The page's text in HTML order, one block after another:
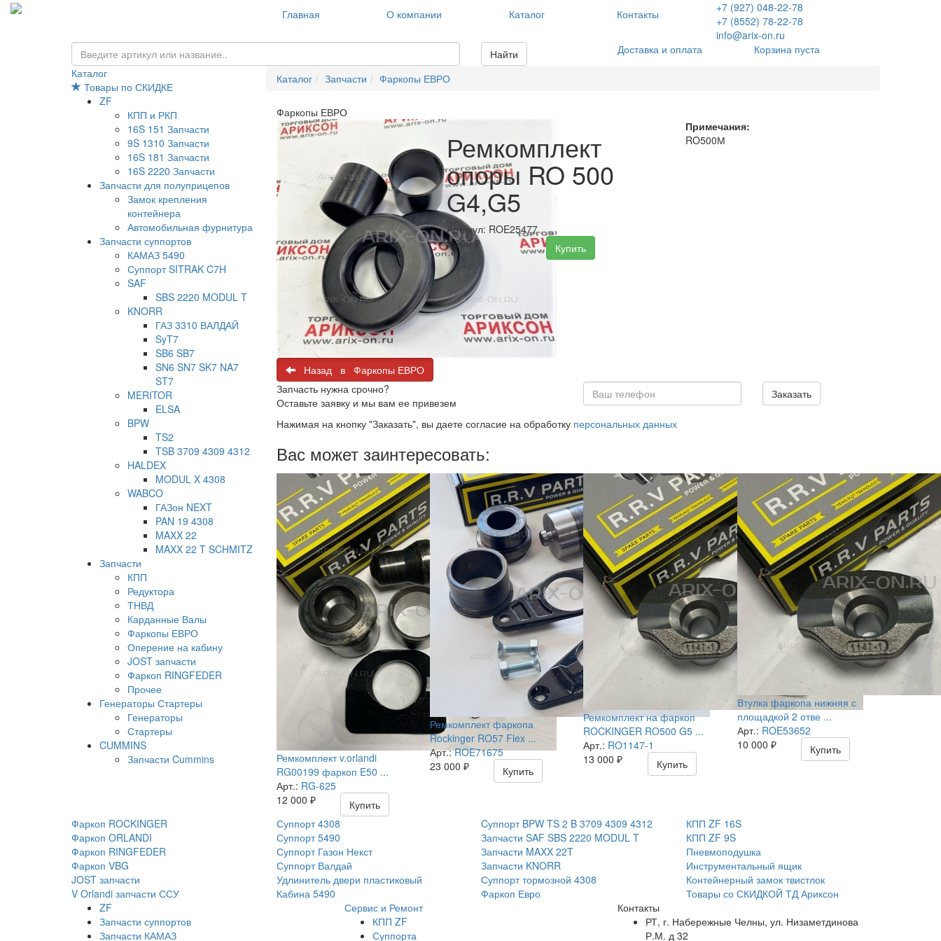
Главная О компании Каталог Контакты
+7 (927) 048-22-78
+7 (8552) 78-22-78
info@arix-on.ru
Найти
Доставка и оплата
Корзина пуста
Каталог
Товары по СКИДКЕ
ZF
КПП и РКП
16S 151 Запчасти
9S 1310 Запчасти
16S 181 Запчасти
16S 2220 Запчасти
Запчасти для полуприцепов
Замок крепления
контейнера
Автомобильная фурнитура
Запчасти суппортов
КАМАЗ 5490
Суппорт SITRAK C7H
SAF
SBS 2220 MODUL T
KNORR
ГАЗ 3310 ВАЛДАЙ
SyT7
SB6 SB7
SN6 SN7 SK7 NA7
ST7
MERITOR
ELSA
BPW
TS2
TSB 3709 4309 4312
HALDEX
MODUL X 4308
WABCO
ГАЗон NEXT
PAN 19 4308
MAXX 22
MAXX 22 T SCHMITZ
Запчасти
КПП
Редуктора
ТНВД
Карданные Валы
Фаркопы ЕВРО
Оперение на кабину
JOST запчасти
Фаркоп RINGFEDER
Прочее
Генераторы Стартеры
Генераторы
Стартеры
CUMMINS
Запчасти Cummins
Каталог Запчасти Фаркопы ЕВРО
Фаркопы ЕВРО
Ремкомплект
опоры RO 500
G4,G5
Артикул: ROE25477
2 300₽ Купить
Примечания:
RO500М
Назад в Фаркопы ЕВРО
Запчасть нужна срочно?
Оставьте заявку и мы вам ее привезем
Заказать
Нажимая на кнопку "Заказать", вы даете согласие на обработку персональных данных
Вас может заинтересовать:
Ремкомплект v.orlandi
RG00199 фаркоп E50 ...
Арт.: RG-625
12 000 ₽ Купить
Ремкомплект фаркопа
Rockinger RO57 Flex ...
Арт.:ROE71675
23 000 ₽ Купить
Ремкомплект на фаркоп
ROCKINGER RO500 G5 ...
Арт.: RO1147-1
13 000₽ Купить
Втулка фаркопа нижняя с
площадкой 2 отве ...
Арт.: ROE53652
10 000 ₽ Купить
Фаркоп ROCKINGER Суппорт 4308 Cуппорт BPW TS 2 B 3709 4309 4312
КПП ZF 16S
Фаркоп ORLANDI
Суппорт 5490 Запчасти SAF SBS 2220 MODUL T
КПП ZF 9S
Фаркоп RINGFEDER
Суппорт Газон Некст Запчасти MAXX 22T
Пневмоподушка
Фаркоп VBG
Суппорт Валдай Запчасти KNORR
Инструментальный ящик
JOST запчасти
Удлинитель двери пластиковый Суппорт тормозной 4308
Контейнерный замок твистлок
V Orlandi запчасти ССУ
Кабина 5490 Фаркоп Евро
Товары со СКИДКОЙ ТД Ариксон
ZF
Запчасти суппортов
Запчасти КАМАЗ
Сервис и Ремонт
КПП ZF
Суппорта
Контакты
РТ, г. Набережные Челны, ул. Низаметдинова
Р.М. д 32